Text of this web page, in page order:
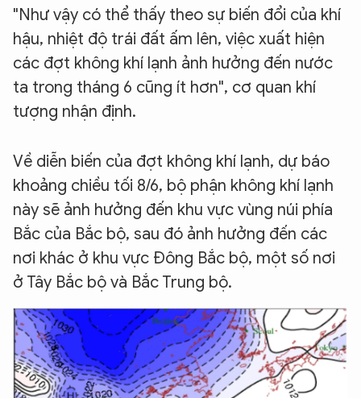
"Như vậy có thể thấy theo sự biến đổi của khí
hậu, nhiệt độ trái đất ấm lên, việc xuất hiện
các đợt không khí lạnh ảnh hưởng đến nước
ta trong tháng 6 cũng ít hơn", cơ quan khí
tượng nhận định.
Về diễn biến của đợt không khí lạnh, dự báo
khoảng chiều tối 8/6, bộ phận không khí lạnh
này sẽ ảnh hưởng đến khu vực vùng núi phía
Bắc của Bắc bộ, sau đó ảnh hưởng đến các
nơi khác ở khu vực Đông Bắc bộ, một số nơi
ở Tây Bắc bộ và Bắc Trung bộ.